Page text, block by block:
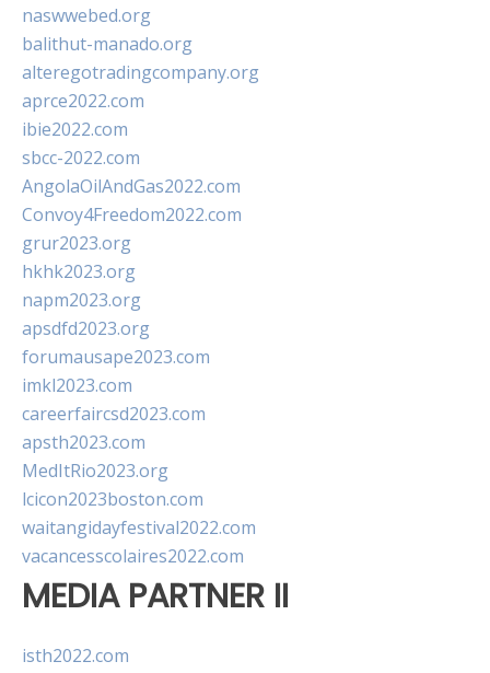
naswwebed.org
balithut-manado.org
alteregotradingcompany.org
aprce2022.com
ibie2022.com
sbcc-2022.com
AngolaOilAndGas2022.com
Convoy4Freedom2022.com
grur2023.org
hkhk2023.org
napm2023.org
apsdfd2023.org
forumausape2023.com
imkl2023.com
careerfaircsd2023.com
apsth2023.com
MedItRio2023.org
lcicon2023boston.com
waitangidayfestival2022.com
vacancesscolaires2022.com
MEDIA PARTNER II
isth2022.com